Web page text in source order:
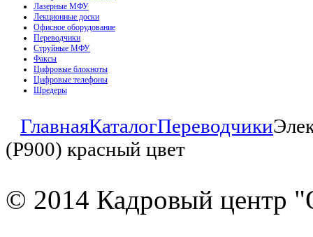
Лазерные МФУ
Лекционные доски
Офисное оборудование
Переводчики
Струйные МФУ
Факсы
Цифровые блокноты
Цифровые телефоны
Шредеры
ГлавнаяКаталогПереводчики
(P900) красный цвет
© 2014 Кадровый центр